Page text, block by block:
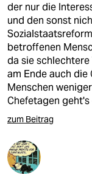
der nur die
und den sonst
betroffenen
da sie
am Ende auch die
Menschen
Chefetagen
zum Beitrag